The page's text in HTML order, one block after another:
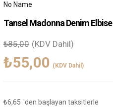
No Name
Tansel Madonna Denim Elbise
₺85,00 (KDV Dahil)
₺55,00 (KDV Dahil)
₺6,65 'den başlayan taksitlerle